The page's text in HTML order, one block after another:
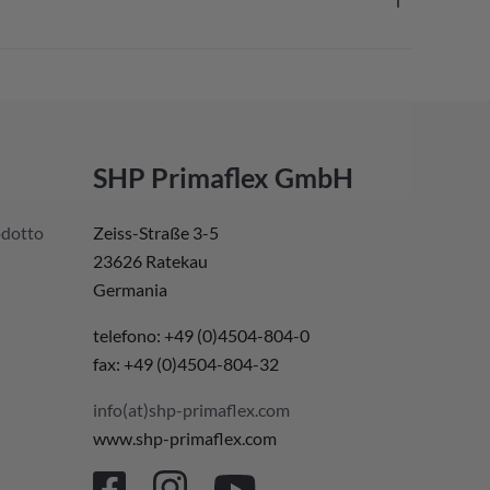
SHP Primaflex GmbH
Zeiss-Straße 3-5
23626 Ratekau
Germania
telefono: +49 (0)4504-804-0
fax: +49 (0)4504-804-32
info(at)shp-primaflex.com
www.shp-primaflex.com